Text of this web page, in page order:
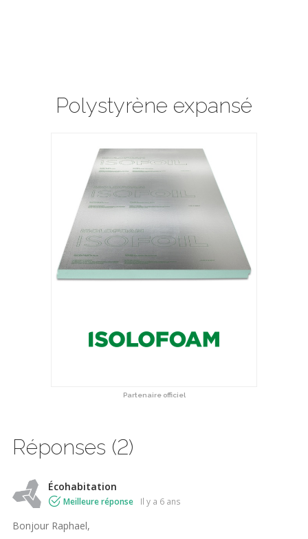
Polystyrène expansé
Partenaire officiel
Réponses (2)
Écohabitation
Meilleure réponse il y a 6 ans
Bonjour Raphael,